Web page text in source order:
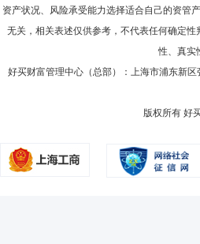
资产状况、风险承受能力选择适合自己的资管
无关，相关表述仅供参考，不代表任何确定
性、真实
好买财富管理中心（总部）：上海市浦东新
版权所有 好